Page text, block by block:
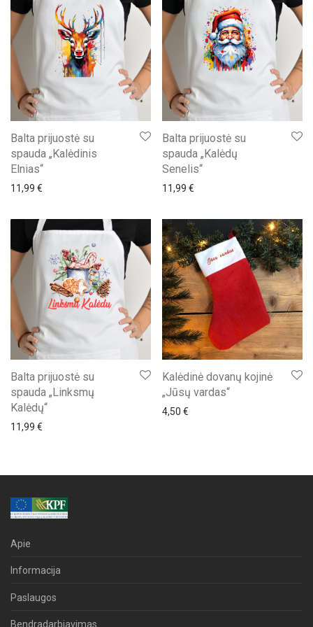
Balta prijuostė su
spauda „Kalėdinis
Elnias“
11,99 €
Balta prijuostė su
spauda „Kalėdų
Senelis“
11,99 €
Balta prijuostė su
spauda „Linksmų
Kalėdų“
11,99 €
Kalėdinė dovanų kojinė
„Jūsų vardas“
4,50 €
Apie
Informacija
Paslaugos
Bendradarbiavimas